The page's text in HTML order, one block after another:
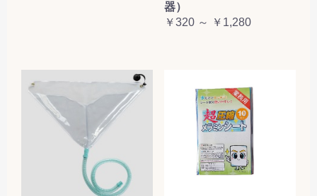
器）
￥320 ～ ￥1,280